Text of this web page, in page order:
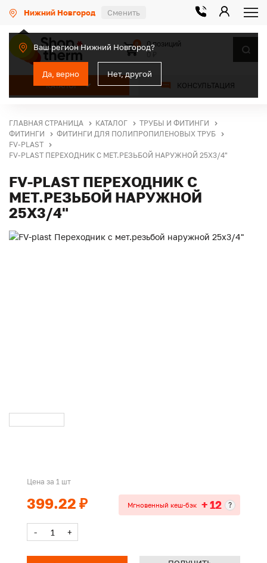
Нижний Новгород Сменить
Ваш регион Нижний Новгород?
Да, верно Нет, другой
КАТАЛОГ КОНСУЛЬТАЦИЯ
0
0 позиций
ГЛАВНАЯ СТРАНИЦА КАТАЛОГ
ТРУБЫ И ФИТИНГИ
ФИТИНГИ
ФИТИНГИ ДЛЯ ПОЛИПРОПИЛЕНОВЫХ ТРУБ
FV-PLAST
FV-PLAST ПЕРЕХОДНИК С МЕТ.РЕЗЬБОЙ НАРУЖНОЙ 25Х3/4"
FV-PLAST ПЕРЕХОДНИК С
МЕТ.РЕЗЬБОЙ НАРУЖНОЙ
25Х3/4"
Цена за 1 шт
399.22 ₽ Мгновенный кеш-бэк + 12 ?
- +